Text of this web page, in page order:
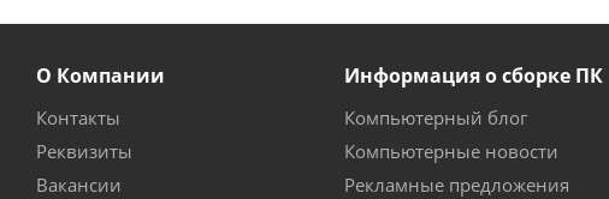
О Компании
Контакты
Реквизиты
Вакансии
Информация о сборке ПК
Компьютерный блог
Компьютерные новости
Рекламные предложения